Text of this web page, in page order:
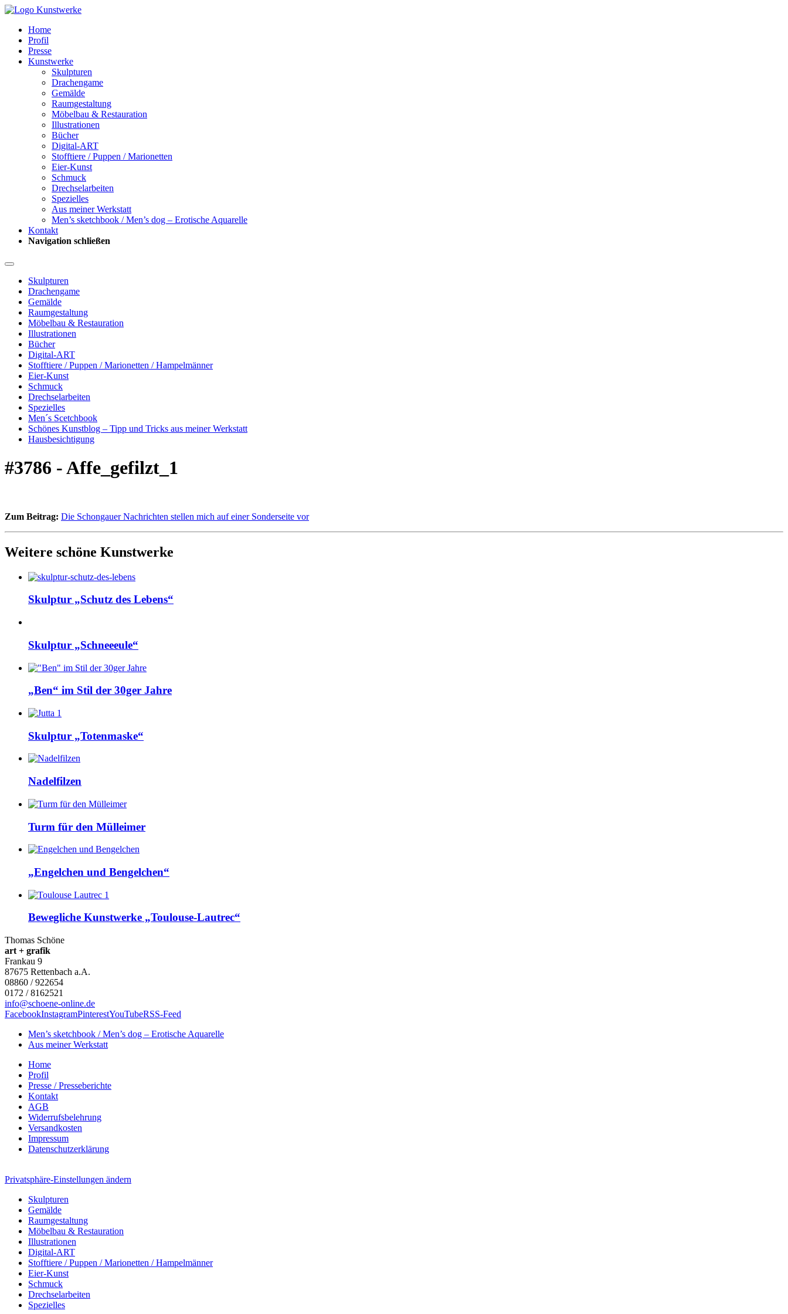
Home
Profil
Presse
Kunstwerke
Skulpturen
Drachengame
Gemälde
Raumgestaltung
Möbelbau & Restauration
Illustrationen
Bücher
Digital-ART
Stofftiere / Puppen / Marionetten
Eier-Kunst
Schmuck
Drechselarbeiten
Spezielles
Aus meiner Werkstatt
Men’s sketchbook / Men’s dog – Erotische Aquarelle
Kontakt
Navigation schließen
Skulpturen
Drachengame
Gemälde
Raumgestaltung
Möbelbau & Restauration
Illustrationen
Bücher
Digital-ART
Stofftiere / Puppen / Marionetten / Hampelmänner
Eier-Kunst
Schmuck
Drechselarbeiten
Spezielles
Men´s Scetchbook
Schönes Kunstblog – Tipp und Tricks aus meiner Werkstatt
Hausbesichtigung
#3786 - Affe_gefilzt_1
Zum Beitrag: Die Schongauer Nachrichten stellen mich auf einer Sonderseite vor
Weitere schöne Kunstwerke
Skulptur „Schutz des Lebens“
Skulptur „Schneeeule“
„Ben“ im Stil der 30ger Jahre
Skulptur „Totenmaske“
Nadelfilzen
Turm für den Mülleimer
„Engelchen und Bengelchen“
Bewegliche Kunstwerke „Toulouse-Lautrec“
Thomas Schöne
art + grafik
Frankau 9
87675 Rettenbach a.A.
08860 / 922654
0172 / 8162521
info@schoene-online.de
FacebookInstagramPinterestYouTubeRSS-Feed
Men’s sketchbook / Men’s dog – Erotische Aquarelle
Aus meiner Werkstatt
Home
Profil
Presse / Presseberichte
Kontakt
AGB
Widerrufsbelehrung
Versandkosten
Impressum
Datenschutzerklärung
Privatsphäre-Einstellungen ändern
Skulpturen
Gemälde
Raumgestaltung
Möbelbau & Restauration
Illustrationen
Digital-ART
Stofftiere / Puppen / Marionetten / Hampelmänner
Eier-Kunst
Schmuck
Drechselarbeiten
Spezielles